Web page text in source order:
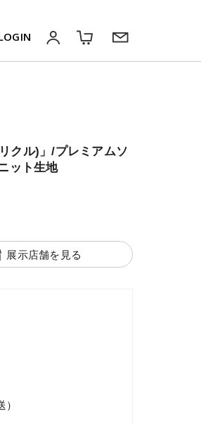
クル)」/プレミアムソ
ット生地
展示店舗を見る